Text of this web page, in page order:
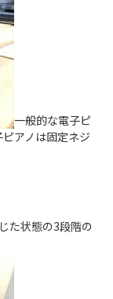
一般的な電子ピ
アノは固定ネジ
た状態の3段階の